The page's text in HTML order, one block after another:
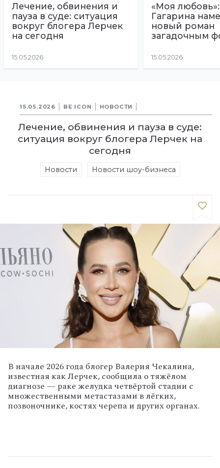
Лечение, обвинения и
пауза в суде: ситуация
вокруг блогера Лерчек
на сегодня
15.05.2026
«Моя
Гагарина
новый роман
загадочным
15.05.2026
15.05.2026 BE ICON НОВОСТИ
Лечение, обвинения и пауза в суде:
ситуация вокруг блогера Лерчек на
сегодня
Новости Новости шоу-бизнеса
В начале 2026 года блогер Валерия Чекалина,
известная как Лерчек, сообщила о тяжёлом
диагнозе — раке желудка четвёртой стадии с
множественными метастазами в лёгких,
позвоночнике, костях черепа и других органах.